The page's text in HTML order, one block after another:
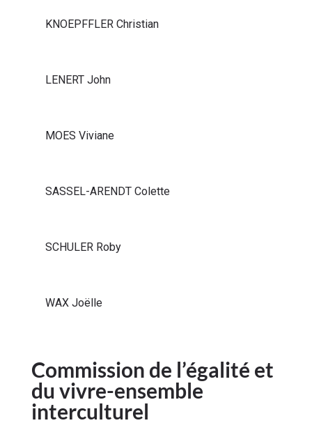
KNOEPFFLER Christian
LENERT John
MOES Viviane
SASSEL-ARENDT Colette
SCHULER Roby
WAX Joëlle
Commission de l’égalité et
du vivre-ensemble
interculturel